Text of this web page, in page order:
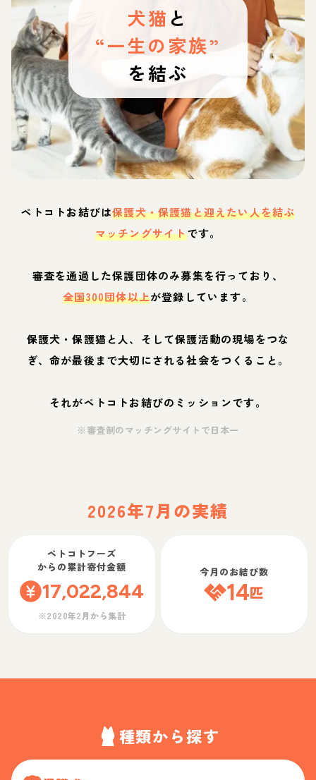
犬猫 と
“一生の家族”
を結ぶ
ペトコトお結びは保護犬・保護猫と迎えたい人を結ぶ
マッチングサイトです。
審査を通過した保護団体のみ募集を行っており、
全国300団体以上が登録しています。
保護犬・保護猫と人、そして保護活動の現場をつな
ぎ、命が最後まで大切にされる社会をつくること。
それがペトコトお結びのミッションです。
※審査制のマッチングサイトで日本一
2026年7月の実績
ペトコトフーズ
からの累計寄付金額
17,022,844
※2020年2月から集計
今月のお結び数
14匹
種類から探す